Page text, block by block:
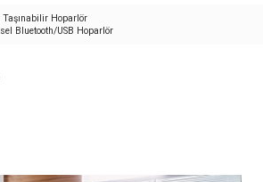
Taşınabilir Hoparlör
Bluetooth/USB Hoparlör